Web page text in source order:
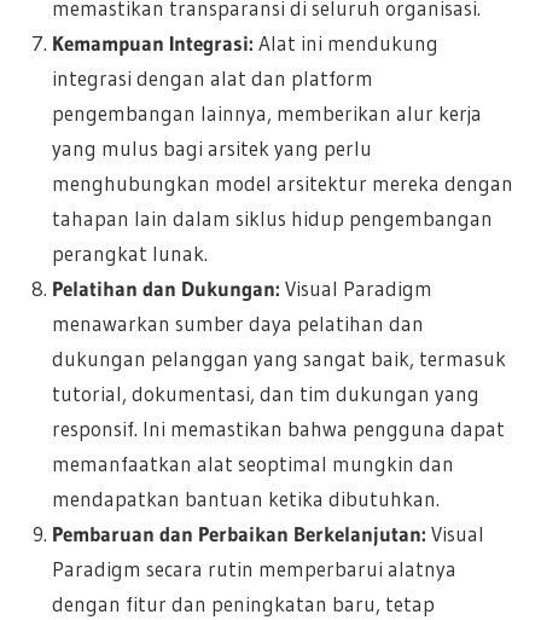
memastikan transparansi di seluruh organisasi.
Kemampuan Integrasi: Alat ini mendukung
integrasi dengan alat dan platform
pengembangan lainnya, memberikan alur kerja
yang mulus bagi arsitek yang perlu
menghubungkan model arsitektur mereka dengan
tahapan lain dalam siklus hidup pengembangan
perangkat lunak.
Pelatihan dan Dukungan: Visual Paradigm
menawarkan sumber daya pelatihan dan
dukungan pelanggan yang sangat baik, termasuk
tutorial, dokumentasi, dan tim dukungan yang
responsif. Ini memastikan bahwa pengguna dapat
memanfaatkan alat seoptimal mungkin dan
mendapatkan bantuan ketika dibutuhkan.
Pembaruan dan Perbaikan Berkelanjutan: Visual
Paradigm secara rutin memperbarui alatnya
dengan fitur dan peningkatan baru, tetap